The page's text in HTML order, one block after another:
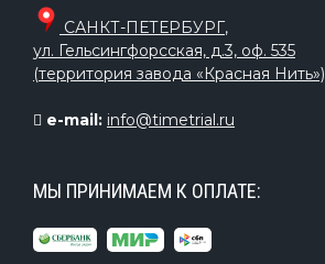
САНКТ-ПЕТЕРБУРГ,
ул. Гельсингфорсская, д.3, оф. 535
(территория завода «Красная Нить»)
e-mail: info@timetrial.ru
МЫ ПРИНИМАЕМ К ОПЛАТЕ: